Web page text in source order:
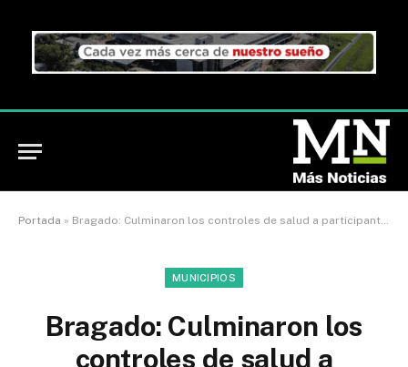
Portada » Bragado: Culminaron los controles de salud a participantes de los Juegos Bonaerenses en el Centro de Salud «Dr. Argentino R. Arribalzaga»
MUNICIPIOS
Bragado: Culminaron los
controles de salud a